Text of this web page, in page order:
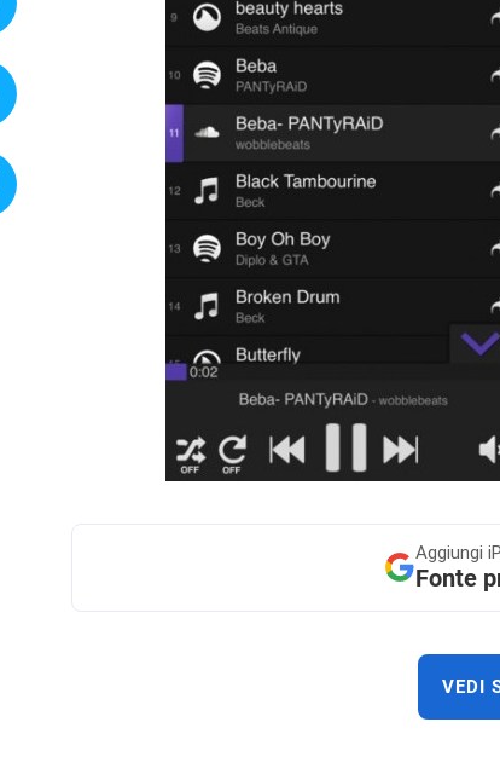
Aggiungi
Fonte
VEDI